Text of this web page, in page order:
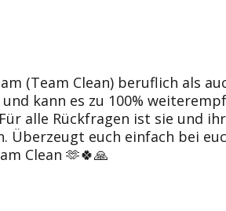
(Team Clean) beruflich als
kann es zu 100%
alle Rückfragen ist sie und
Überzeugt euch einfach bei
Clean 🫶🍀🙏